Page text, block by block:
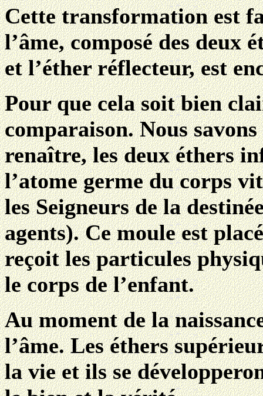
Cette transformation est
l’âme, composé des deux
et l’éther réflecteur, est
Pour que cela soit bien
comparaison. Nous
renaître, les deux éthers
l’atome germe du corps
les Seigneurs de la
agents). Ce moule est
reçoit les particules
le corps de l’enfant.
Au moment de la
l’âme. Les éthers
la vie et ils se